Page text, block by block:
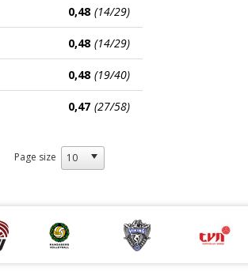
0,48 (14/29)
0,48 (14/29)
0,48 (19/40)
0,47 (27/58)
Page size